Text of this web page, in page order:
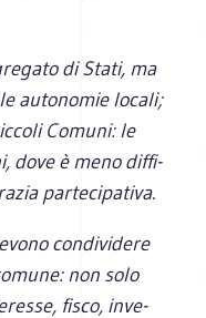
di Stati, ma
auto­no­mie locali;
Comuni: le
dove è meno dif­fi­
partecipativa.
con­di­vi­dere
non solo
fisco, inve­